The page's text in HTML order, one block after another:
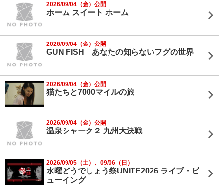
2026/09/04（金）公開
ホーム スイート ホーム
2026/09/04（金）公開
GUN FISH あなたの知らないフグの世界
2026/09/04（金）公開
猫たちと7000マイルの旅
2026/09/04（金）公開
温泉シャーク２ 九州大決戦
2026/09/05（土）、09/06（日）
水曜どうでしょう祭UNITE2026 ライブ・ビ
ューイング